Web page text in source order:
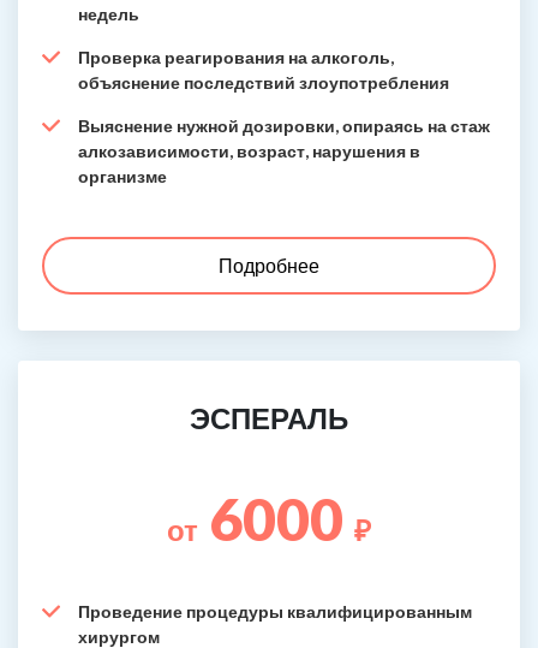
недель
Проверка реагирования на алкоголь,
объяснение последствий злоупотребления
Выяснение нужной дозировки, опираясь на стаж
алкозависимости, возраст, нарушения в
организме
Подробнее
ЭСПЕРАЛЬ
от 6000 ₽
Проведение процедуры квалифицированным
хирургом